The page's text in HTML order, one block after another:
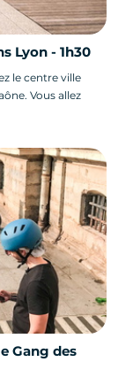
Lyon - 1h30
le centre ville
Vous allez
Gang des